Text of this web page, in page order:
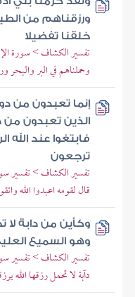
ورزقناهم من
خلقنا تفضيلا
تفسير الكشاف > سورة
وحملناهم في البر
إنما تعبدون من
الذين تعبدون من
فابتغوا عند الله
ترجعون
تفسير الكشاف > تفسير
قال لقومه اعبدوا الله
وكأين من دابة لا
وهو السميع
تفسير الكشاف > تفسير
دآبة لا تحمل رزقها الله